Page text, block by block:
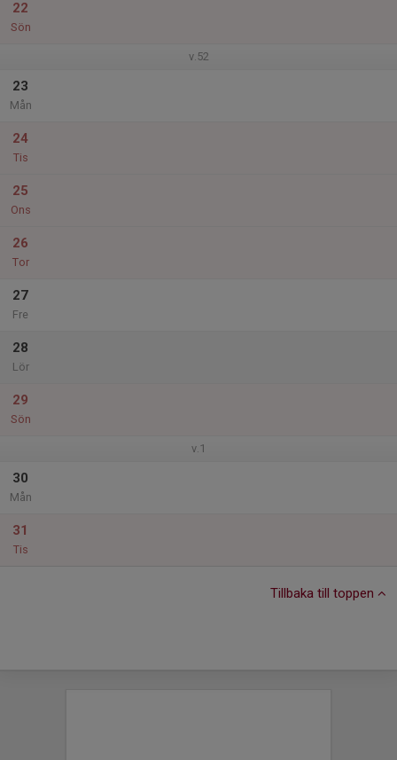
22
Sön
v.52
23
Mån
24
Tis
25
Ons
26
Tor
27
Fre
28
Lör
29
Sön
v.1
30
Mån
31
Tis
Tillbaka till toppen